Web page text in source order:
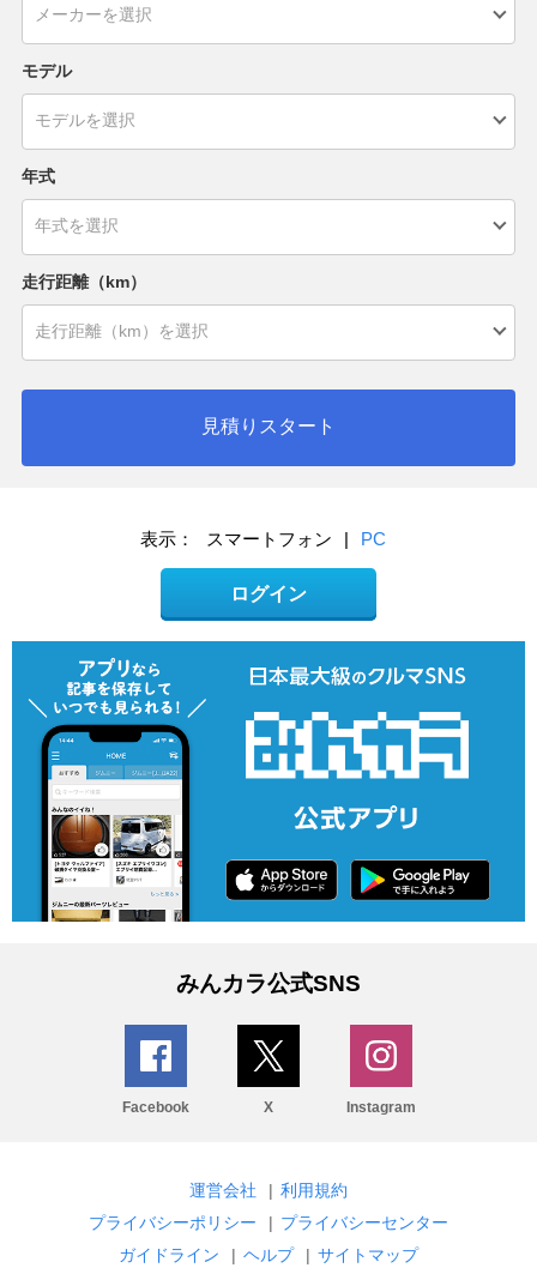
モデル
年式
走行距離（km）
見積りスタート
表示： スマートフォン | PC
ログイン
みんカラ公式SNS
Facebook X Instagram
運営会社 | 利用規約
プライバシーポリシー
| プライバシーセンター
ガイドライン
| ヘルプ | サイトマップ